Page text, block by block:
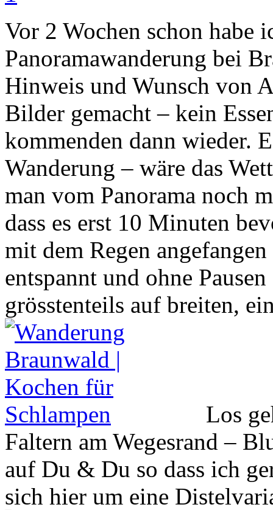
Vor 2 Wochen schon habe
Panoramawanderung bei
Hinweis und Wunsch von
Bilder gemacht – kein
kommenden dann wieder.
Wanderung – wäre das
man vom Panorama noch
dass es erst 10 Minuten
mit dem Regen
entspannt und ohne
grösstenteils auf breiten,
Los
Faltern am Wegesrand –
auf Du & Du so dass ich
sich hier um eine